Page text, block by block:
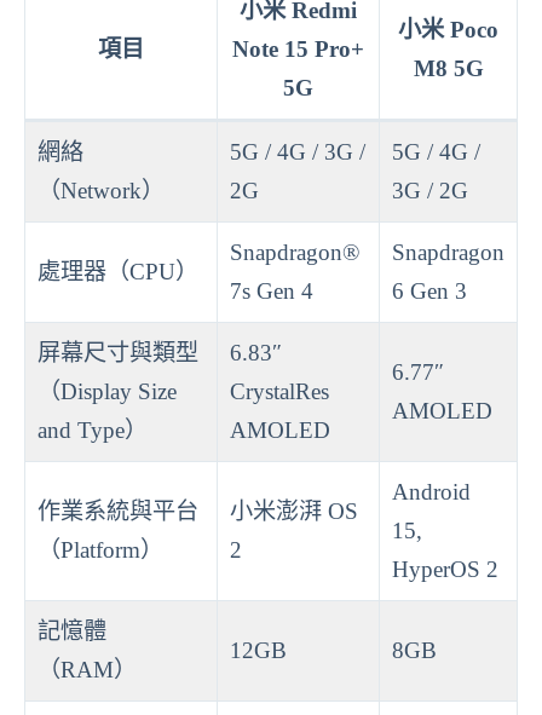
項目
小米 Redmi
Note 15 Pro+
5G
小米 Poco
M8 5G
網絡
（Network）
5G / 4G / 3G /
2G
5G / 4G /
3G / 2G
處理器（CPU）
Snapdragon®
7s Gen 4
Snapdragon
6 Gen 3
屏幕尺寸與類型
（Display Size
and Type）
6.83″
CrystalRes
AMOLED
6.77″
AMOLED
作業系統與平台
（Platform）
小米澎湃 OS
2
Android
15,
HyperOS 2
記憶體
（RAM）
12GB 8GB